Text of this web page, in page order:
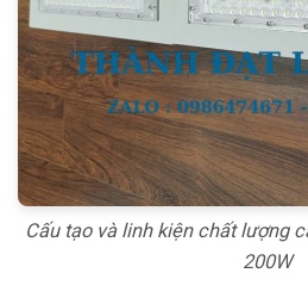
Cấu tạo và linh kiện chất lượng
200W